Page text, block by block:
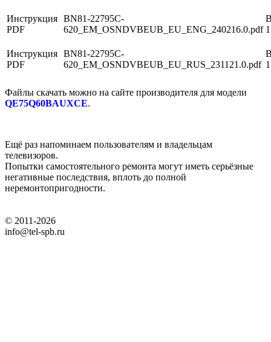
Инструкция
PDF
BN81-22795C-
620_EM_OSNDVBEUB_EU_ENG_240216.0.pdf
Инструкция
PDF
BN81-22795C-
620_EM_OSNDVBEUB_EU_RUS_231121.0.pdf
Файлы скачать можно на сайте производителя для модели
QE75Q60BAUXCE.
Ещё раз напоминаем пользователям и владельцам
телевизоров.
Попытки самостоятельного ремонта могут иметь серьёзные
негативные последствия, вплоть до полной
неремонтопригодности.
© 2011-2026
info@tel-spb.ru